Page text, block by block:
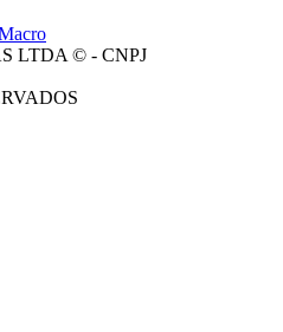
LTDA © - CNPJ